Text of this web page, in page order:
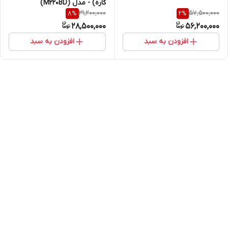
57,500,000
2%
56,200,000
افزودن به سبد
کاره) - مدل (M220BD)
31,200,000
8%
28,500,000
افزودن به سبد